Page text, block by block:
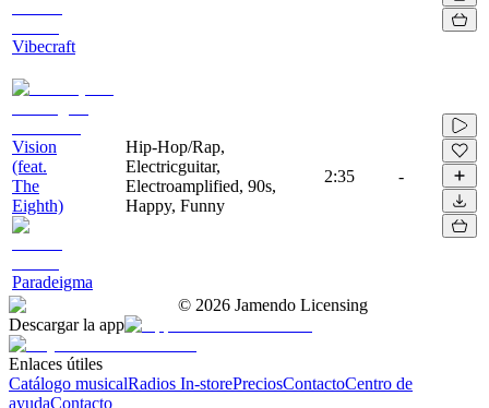
Vibecraft
Vision
(feat.
The
Eighth)
Paradeigma
Hip-Hop/Rap,
Electricguitar,
Electroamplified, 90s,
Happy, Funny
2:35 -
© 2026 Jamendo Licensing
Descargar la app
Enlaces útiles
Catálogo musicalRadios In-storePreciosContactoCentro de
ayudaContacto